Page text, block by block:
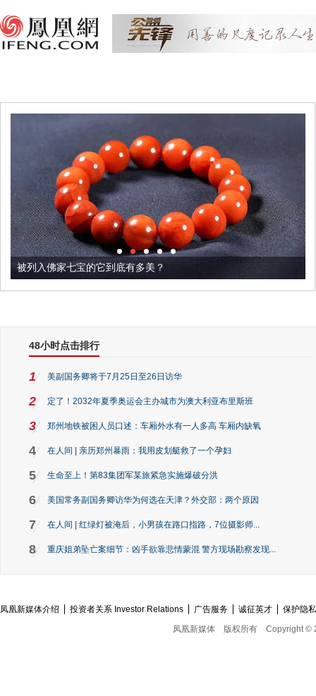
被列入佛家七宝的它到底有多美？
48小时点击排行
1 美副国务卿将于7月25日至26日访华
2 定了！2032年夏季奥运会主办城市为澳大利亚布里斯班
3 郑州地铁被困人员口述：车厢外水有一人多高 车厢内缺氧
4 在人间 | 亲历郑州暴雨：我用皮划艇救了一个孕妇
5 生命至上！第83集团军某旅紧急实施爆破分洪
6 美国常务副国务卿访华为何选在天津？外交部：两个原因
7 在人间 | 红绿灯被淹后，小男孩在路口指路，7位摄影师...
8 重庆姐弟坠亡案细节：凶手欲靠悲情蒙混 警方现场勘察发现...
凤凰新媒体介绍 投资者关系 Investor Relations 广告服务 诚征英才
保护隐
凤凰新媒体
版权所有 Copyright ©